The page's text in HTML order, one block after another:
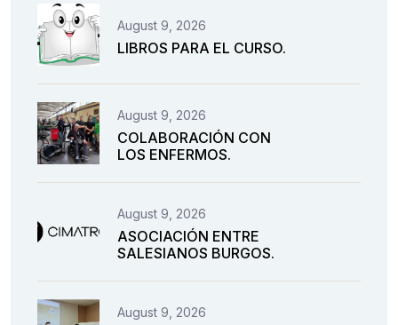
August 9, 2026
LIBROS PARA EL CURSO.
August 9, 2026
COLABORACIÓN CON
LOS ENFERMOS.
August 9, 2026
ASOCIACIÓN ENTRE
SALESIANOS BURGOS.
August 9, 2026